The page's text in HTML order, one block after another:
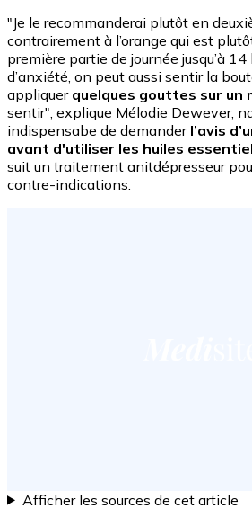
"Je le recommanderai plutôt en
contrairement à l’orange qui est
première partie de journée jusqu’à 14
d’anxiété, on peut aussi sentir la
appliquer quelques gouttes sur un
sentir", explique Mélodie Dewever,
indispensabe de demanderl’avis
avant d'utiliser les huiles
suit un traitement anitdépresseur
contre-indications.
Afficher les sources de cet article